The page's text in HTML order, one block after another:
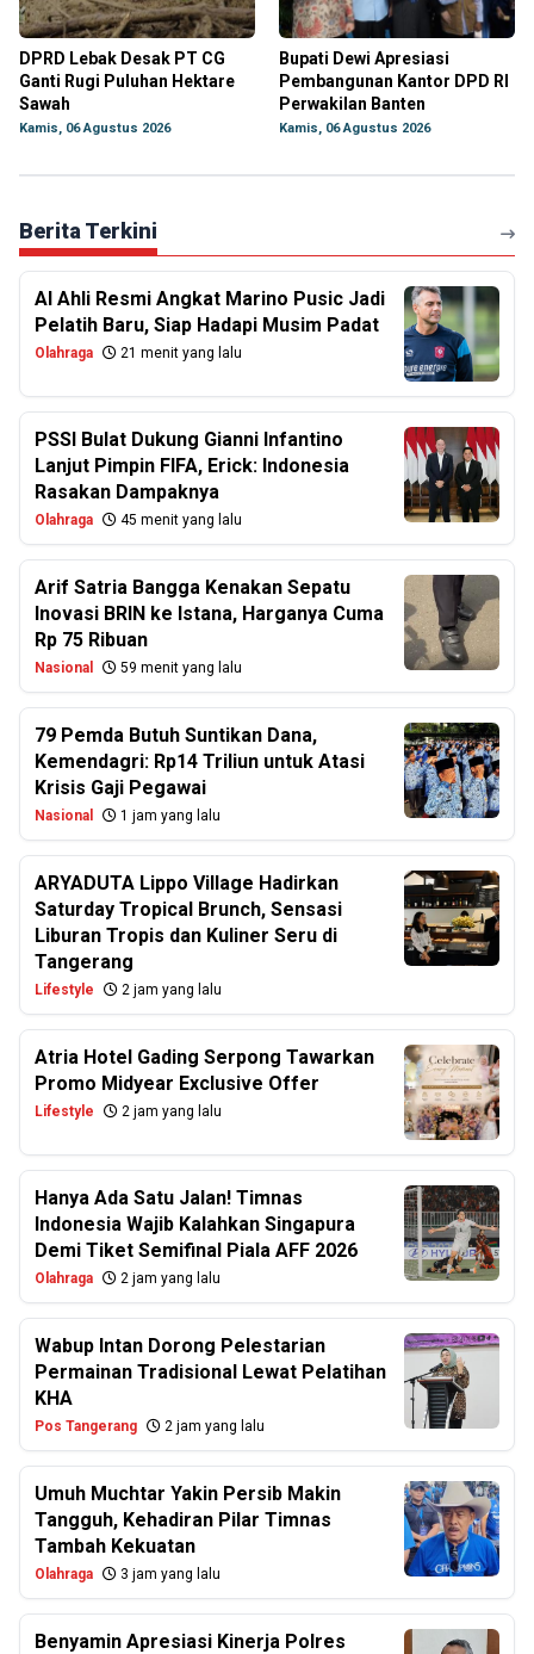
DPRD Lebak Desak PT CG
Ganti Rugi Puluhan Hektare
Sawah
Kamis, 06 Agustus 2026
Bupati Dewi Apresiasi
Pembangunan Kantor DPD RI
Perwakilan Banten
Kamis, 06 Agustus 2026
Berita Terkini
Al Ahli Resmi Angkat Marino Pusic Jadi
Pelatih Baru, Siap Hadapi Musim Padat
Olahraga 21 menit yang lalu
PSSI Bulat Dukung Gianni Infantino
Lanjut Pimpin FIFA, Erick: Indonesia
Rasakan Dampaknya
Olahraga 45 menit yang lalu
Arif Satria Bangga Kenakan Sepatu
Inovasi BRIN ke Istana, Harganya Cuma
Rp 75 Ribuan
Nasional 59 menit yang lalu
79 Pemda Butuh Suntikan Dana,
Kemendagri: Rp14 Triliun untuk Atasi
Krisis Gaji Pegawai
Nasional 1 jam yang lalu
ARYADUTA Lippo Village Hadirkan
Saturday Tropical Brunch, Sensasi
Liburan Tropis dan Kuliner Seru di
Tangerang
Lifestyle 2 jam yang lalu
Atria Hotel Gading Serpong Tawarkan
Promo Midyear Exclusive Offer
Lifestyle 2 jam yang lalu
Hanya Ada Satu Jalan! Timnas
Indonesia Wajib Kalahkan Singapura
Demi Tiket Semifinal Piala AFF 2026
Olahraga 2 jam yang lalu
Wabup Intan Dorong Pelestarian
Permainan Tradisional Lewat Pelatihan
KHA
Pos Tangerang 2 jam yang lalu
Umuh Muchtar Yakin Persib Makin
Tangguh, Kehadiran Pilar Timnas
Tambah Kekuatan
Olahraga 3 jam yang lalu
Benyamin Apresiasi Kinerja Polres